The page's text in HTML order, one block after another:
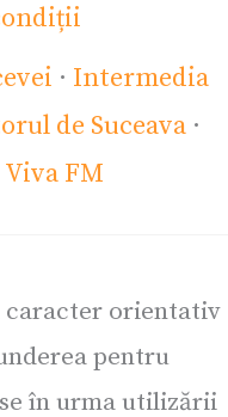
· Intermedia
de Suceava ·
Viva FM
orientativ
pentru
în urma utilizării